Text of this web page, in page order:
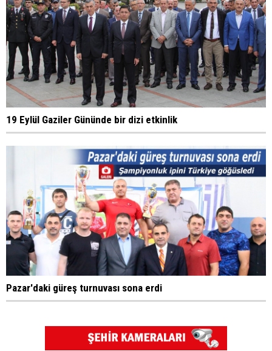
19 Eylül Gaziler Gününde bir dizi etkinlik
Pazar'daki güreş turnuvası sona erdi